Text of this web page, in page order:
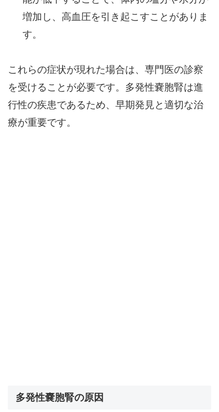
増加し、高血圧を引き起こすことがありま
す。
これらの症状が現れた場合は、専門医の診察
を受けることが必要です。多発性嚢胞腎は進
行性の疾患であるため、早期発見と適切な治
療が重要です。
多発性嚢胞腎の原因